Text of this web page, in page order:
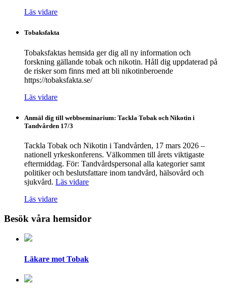
Läs vidare
Tobaksfakta
Tobaksfaktas hemsida ger dig all ny information och
forskning gällande tobak och nikotin. Håll dig uppdaterad på
de risker som finns med att bli nikotinberoende
https://tobaksfakta.se/
Läs vidare
Anmäl dig till webbseminarium: Tackla Tobak och Nikotin i
Tandvården 17/3
Tackla Tobak och Nikotin i Tandvården, 17 mars 2026 –
nationell yrkeskonferens. Välkommen till årets viktigaste
eftermiddag. För: Tandvårdspersonal alla kategorier samt
politiker och beslutsfattare inom tandvård, hälsovård och
sjukvård. Läs vidare
Läs vidare
Besök våra hemsidor
Läkare mot Tobak